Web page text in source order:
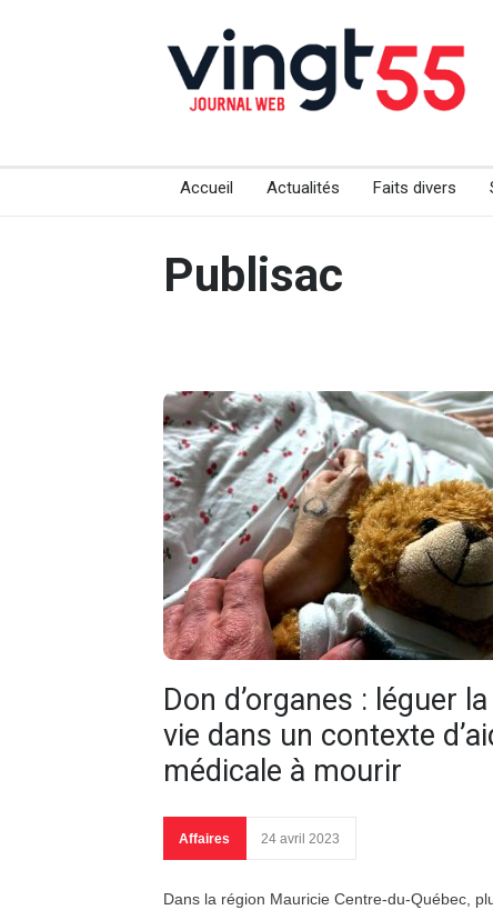
Accueil Actualités Faits divers
Publisac
Don d’organes : léguer la
vie dans un contexte
médicale à mourir
Affaires 24 avril 2023
Dans la région Mauricie Centre-du-Québec,